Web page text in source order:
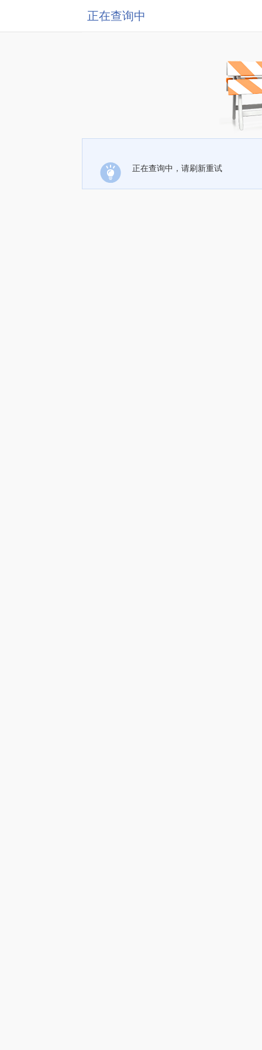
正在查询中
正在查询中，请刷新重试